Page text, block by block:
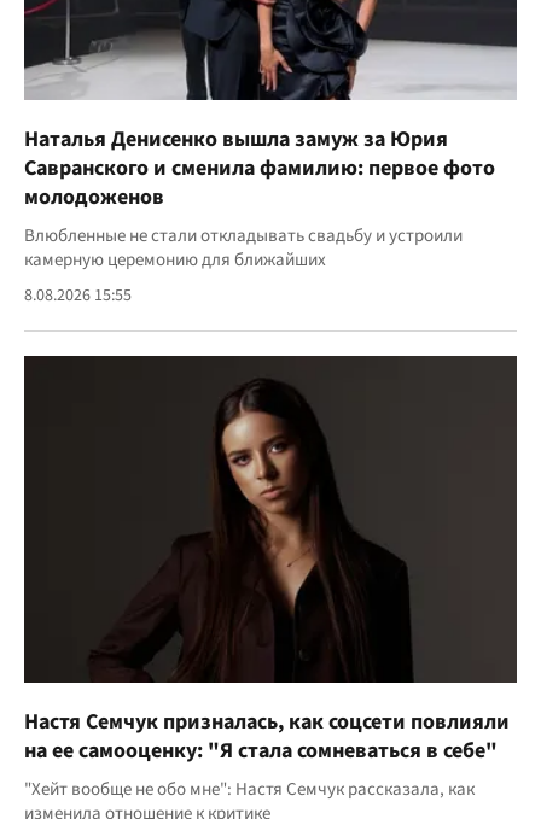
Наталья Денисенко вышла замуж за Юрия
Савранского и сменила фамилию: первое фото
молодоженов
Влюбленные не стали откладывать свадьбу и устроили
камерную церемонию для ближайших
8.08.2026 15:55
Настя Семчук призналась, как соцсети повлияли
на ее самооценку: "Я стала сомневаться в себе"
"Хейт вообще не обо мне": Настя Семчук рассказала, как
изменила отношение к критике